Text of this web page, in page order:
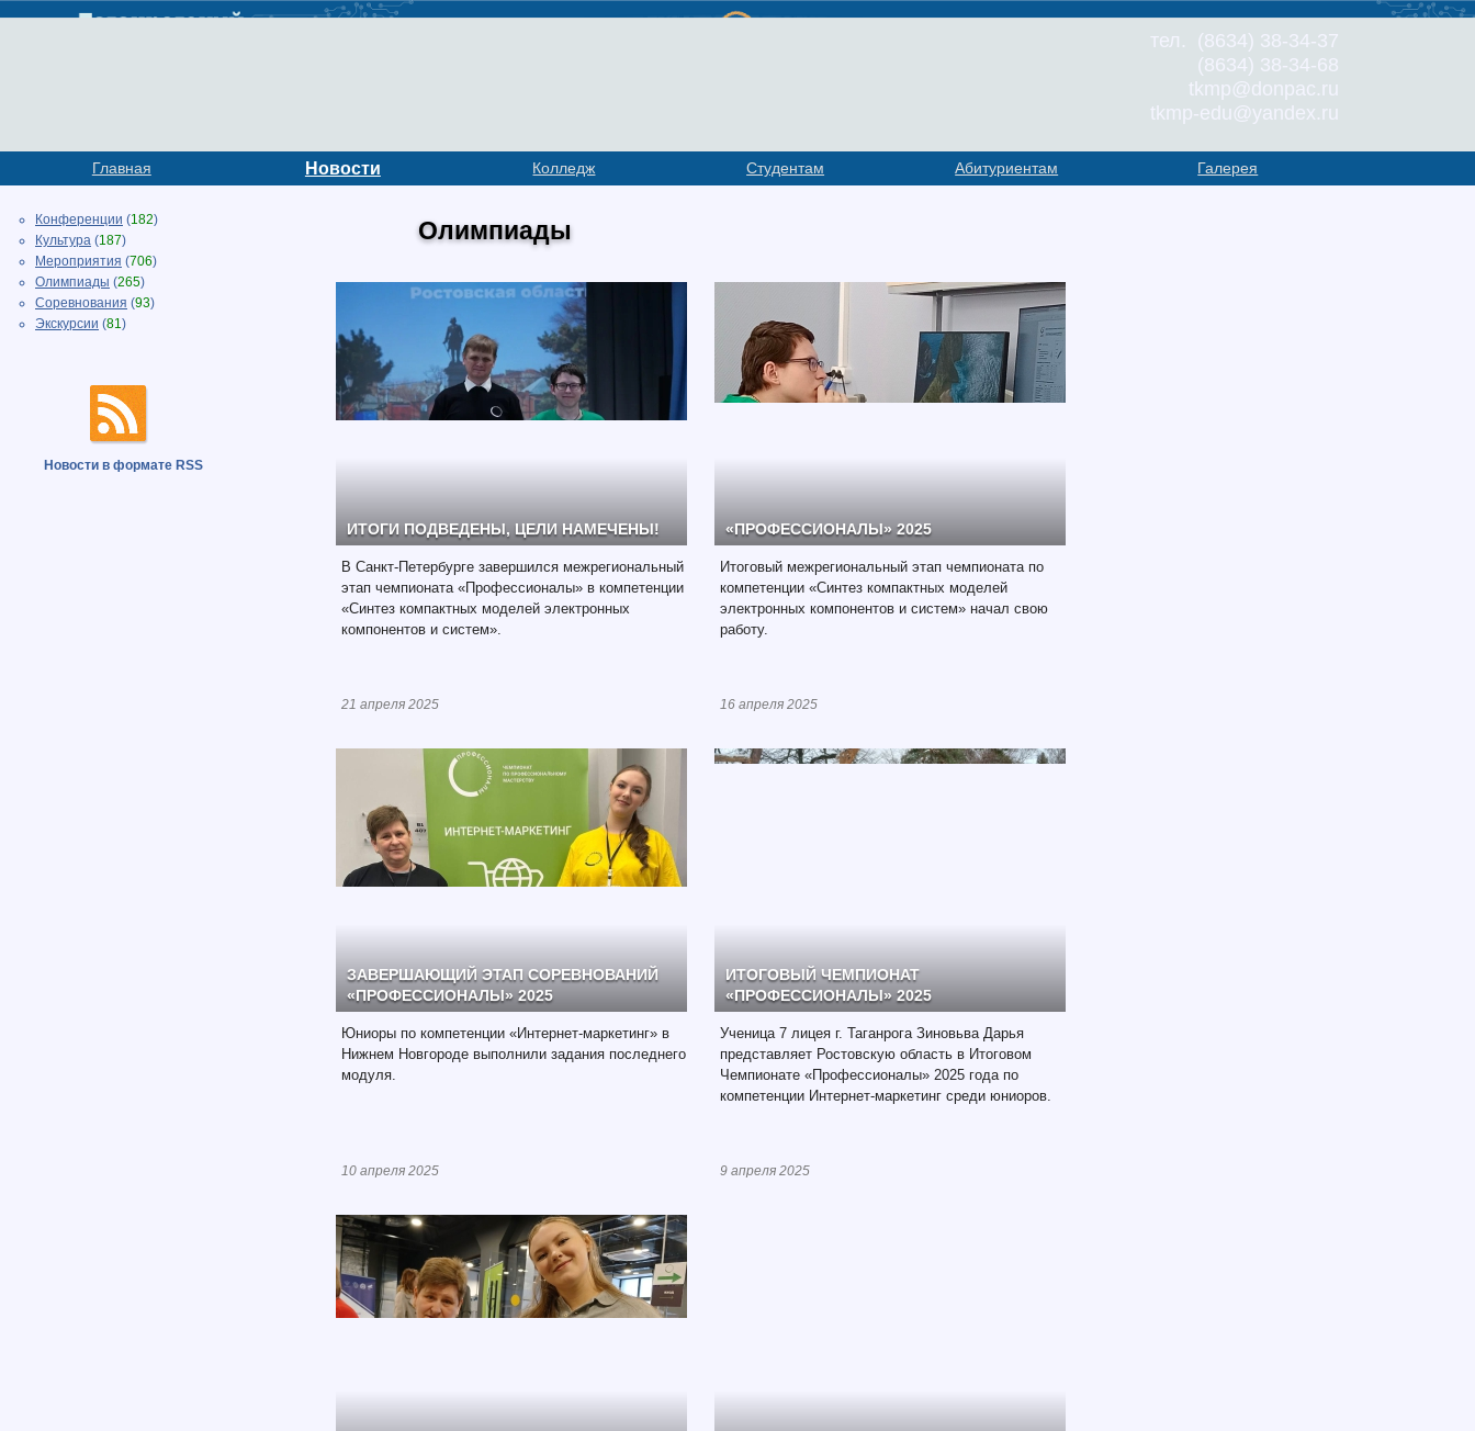
тел. (8634) 38-34-37
(8634) 38-34-68
tkmp@donpac.ru
tkmp-edu@yandex.ru
Главная Новости Колледж Студентам Абитуриентам Галерея
Конференции (182)
Культура (187)
Мероприятия (706)
Олимпиады (265)
Соревнования (93)
Экскурсии (81)
Новости в формате RSS
Олимпиады
ИТОГИ ПОДВЕДЕНЫ, ЦЕЛИ НАМЕЧЕНЫ!
В Санкт-Петербурге завершился межрегиональный
этап чемпионата «Профессионалы» в компетенции
«Синтез компактных моделей электронных
компонентов и систем».
21 апреля 2025
«ПРОФЕССИОНАЛЫ» 2025
Итоговый межрегиональный этап чемпионата по
компетенции «Синтез компактных моделей
электронных компонентов и систем» начал свою
работу.
16 апреля 2025
ЗАВЕРШАЮЩИЙ ЭТАП СОРЕВНОВАНИЙ
«ПРОФЕССИОНАЛЫ» 2025
Юниоры по компетенции «Интернет-маркетинг» в
Нижнем Новгороде выполнили задания последнего
модуля.
10 апреля 2025
ИТОГОВЫЙ ЧЕМПИОНАТ
«ПРОФЕССИОНАЛЫ» 2025
Ученица 7 лицея г. Таганрога Зиновьва Дарья
представляет Ростовскую область в Итоговом
Чемпионате «Профессионалы» 2025 года по
компетенции Интернет-маркетинг среди юниоров.
9 апреля 2025